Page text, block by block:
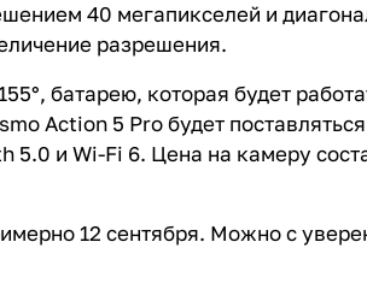
40 мегапикселей и
разрешения.
батарею, которая будет
Action 5 Pro будет
и Wi-Fi 6. Цена на камеру
12 сентября. Можно с